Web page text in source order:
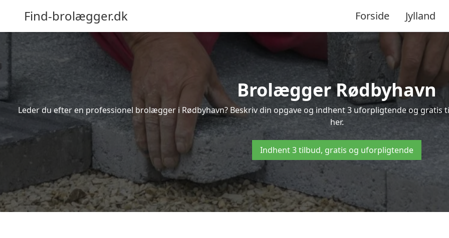
Find-brolægger.dk Forside Jylland
Brolægger Rødbyhavn
Leder du efter en professionel brolægger i Rødbyhavn? Beskriv din opgave og indhent 3 uforpligtende og
her.
Indhent 3 tilbud, gratis og uforpligtende